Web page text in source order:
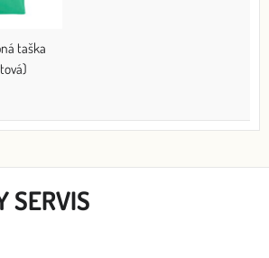
taška
SERVIS